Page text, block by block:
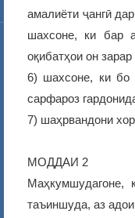
амалиёти ҷангӣ
шахсоне, ки бар
оқибатҳои он
6) шахсоне, ки бо
сарфароз
7) шаҳрвандони
МОДДАИ 2
Маҳкумшудагоне,
таъиншуда, аз